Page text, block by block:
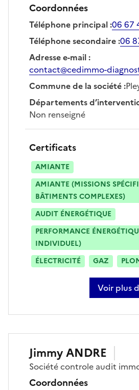
Coordonnées
Téléphone principal:06 67
Téléphone secondaire:06
Adresse e-mail:
contact@cedimmo-
Commune de la société:
Départements
Non renseigné
Certificats
AMIANTE
AMIANTE (MISSIONS
BÂTIMENTS COMPLEXES)
AUDIT ÉNERGÉTIQUE
PERFORMANCE
INDIVIDUEL)
ÉLECTRICITÉ
GAZ
Voir plus
sur
JimmyANDRE
Sociétécontrole audit
Coordonnées